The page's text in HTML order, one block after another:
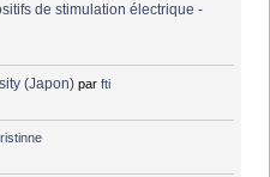
de stimulation électrique -
(Japon) parfti